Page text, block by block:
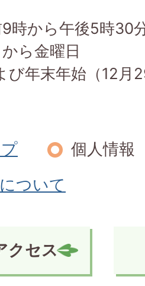
時から午後5時30
ら金曜日
び年末年始（12月
個人情報
ついて
クセス